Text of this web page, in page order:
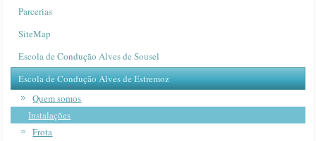
Parcerias
SiteMap
Escola de Condução Alves de Sousel
Escola de Condução Alves de Estremoz
Quem somos
Instalações
Frota